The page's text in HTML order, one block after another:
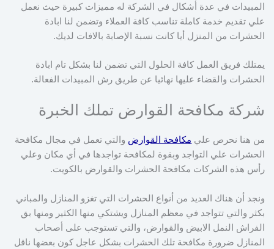
المبيدات في عدة أشكال في الشركة له مميزات كبيرة حيث نعمل
علي تقديم خدمة كاملة تناسب كافة العملاء وتضمن لنا ابادة
الحشرات من المنزل أيا كانت نسبة الإصابة بالافات لديك.
يمتلك فريق العمل كافة الحلول التي تضمن لنا بشكل تام ابادة
الحشرات والقضاء عليها نهائيا عن طريق رش المبيدات الفعالة.
شركة مكافحة القوارض تملك الخبرة
من هنا نحرص علي مكافحة القوارض والتي تعمل في مجال مكافحة
الحشرات علي التواجد وبقوة لمكافحة تواجدها في أي مكان وعلي
رأس هذه الشركات مكافحة الحشرات والقوارض بالكويت.
ونجد أن هناك العديد من أنواع الحشرات التي تغزو المنازل والمباني
بكثر والتي تتواجد في معظم المنازل ويشتكي منها الكثير ومنها بق
الفراش النمل الابيض والقوارض، والتي تستوجب على أصحاب
المنازل ضرورة مكافحة تلك الحشرات بشكل عاجل كون بعضها ناقل